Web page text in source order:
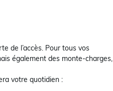
de l’accès. Pour tous vos
également des monte-charges,
votre quotidien :